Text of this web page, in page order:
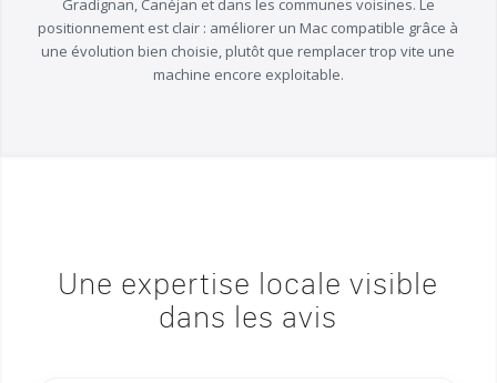
Gradignan, Canéjan et dans les communes voisines. Le
positionnement est clair : améliorer un Mac compatible grâce à
une évolution bien choisie, plutôt que remplacer trop vite une
machine encore exploitable.
Une expertise locale visible
dans les avis